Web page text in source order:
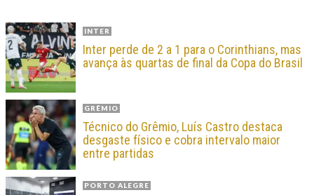
INTER
Inter perde de 2 a 1 para o Corinthians, mas
avança às quartas de final da Copa do Brasil
GRÊMIO
Técnico do Grêmio, Luís Castro destaca
desgaste físico e cobra intervalo maior
entre partidas
PORTO ALEGRE